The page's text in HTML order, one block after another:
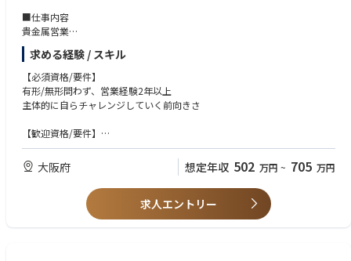
（3）安定利益：創立以来、毎期黒字を継続中で安定利益を出していま
す。
（4）技術力：特許活用優良企業表彰を受けており、特許取得22件、出願
中4件、内6件は海外延べ22ヵ国で特許取得しています。
■仕事内容
貴金属営業
顧客企業：電気・電子部品メーカー・半導体メーカーなど
顧客窓口： 製造部門・研究開発部門を中心としたリサイクル材（スクラッ
プ）の管理担当者
内容： お客様の製造工程で発生する貴金属含有スクラップや工程内廃棄物
をお預かりし、社内の分析部門・製造部門と連携しながら価値を評価しま
い、お客様にとって最適なリサイクル方法を提案します。
いる廃棄物の中から新たな価値を見出し、資源として再生することで、お
客様の収益改善や環境負荷低減に貢献します。
また、営業・分析・製造が一体となって案件を進めるため、顧客折衝力だ
けでなく、素材・化学・資源循環に関する知識も身につきます。社内外の
関係者と連携しながら課題解決を行う提案型営業として、専門性を高めな
求める経験 / スキル
【必須資格/要件】
有形/無形問わず、営業経験2年以上
主体的に自らチャレンジしていく前向きさ
【歓迎資格/要件】
製造メーカーに対する法人営業の経験
大阪府 想定年収 502 万円 ~ 705 万円
求人エントリー